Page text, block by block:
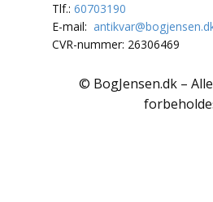
Øvrige
Tlf.: 60703190
E-mail:
CVR-nummer: 26306469
© BogJensen.dk –